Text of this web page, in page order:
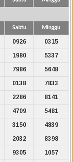
Sabtu Minggu
0926
0315
1980
5337
7986
5648
0138
7833
2286
8141
4709
5481
3150
4839
2032
8398
9305
1057